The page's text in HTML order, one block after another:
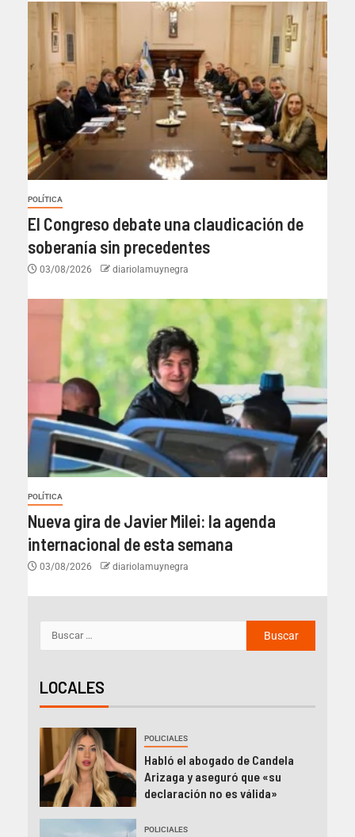
POLÍTICA
El Congreso debate una claudicación de
soberanía sin precedentes
03/08/2026 diariolamuynegra
POLÍTICA
Nueva gira de Javier Milei: la agenda
internacional de esta semana
03/08/2026 diariolamuynegra
LOCALES
POLICIALES
Habló el abogado de Candela
Arizaga y aseguró que «su
declaración no es válida»
POLICIALES